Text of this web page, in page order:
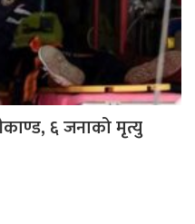
६ जनाको मृत्यु